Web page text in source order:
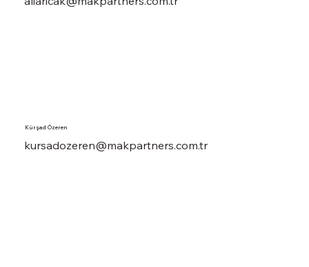
Kürşad Özeren
kursadozeren@makpartners.com.tr